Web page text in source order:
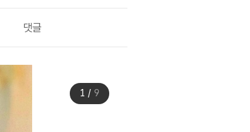
댓글
1 / 9